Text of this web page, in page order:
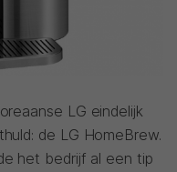
LG eindelijk
de LG HomeBrew.
het bedrijf al een tip